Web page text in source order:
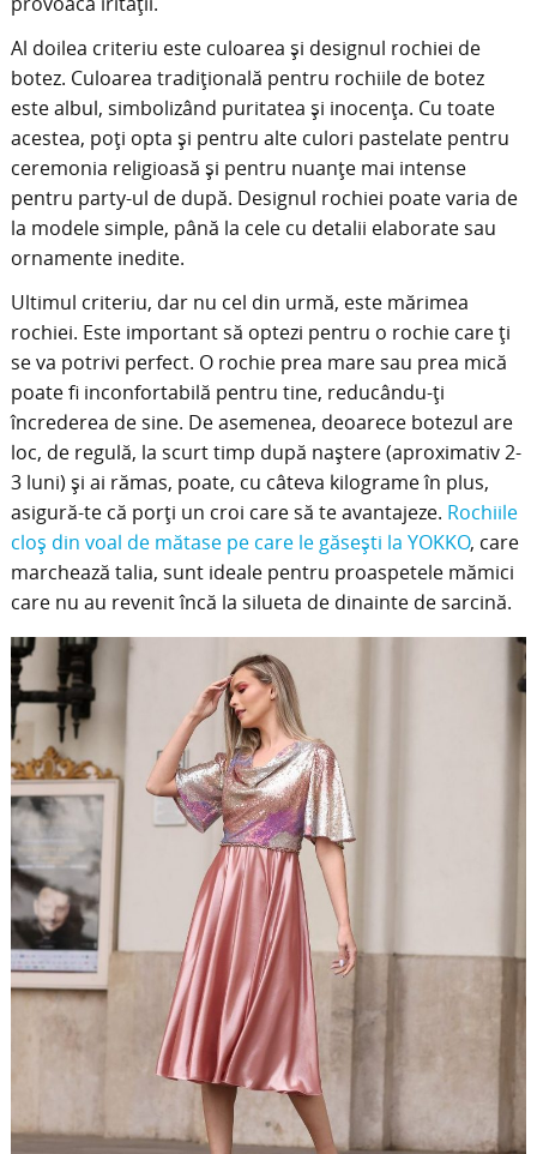
Al doilea criteriu este culoarea și designul rochiei de
botez. Culoarea tradițională pentru rochiile de botez
este albul, simbolizând puritatea și inocența. Cu toate
acestea, poți opta și pentru alte culori pastelate pentru
ceremonia religioasă și pentru nuanțe mai intense
pentru party-ul de după. Designul rochiei poate varia de
la modele simple, până la cele cu detalii elaborate sau
ornamente inedite.
Ultimul criteriu, dar nu cel din urmă, este mărimea
rochiei. Este important să optezi pentru o rochie care ți
se va potrivi perfect. O rochie prea mare sau prea mică
poate fi inconfortabilă pentru tine, reducându-ți
încrederea de sine. De asemenea, deoarece botezul are
loc, de regulă, la scurt timp după naștere (aproximativ 2-
3 luni) și ai rămas, poate, cu câteva kilograme în plus,
asigură-te că porți un croi care să te avantajeze. Rochiile
cloș din voal de mătase pe care le găsești la YOKKO, care
marchează talia, sunt ideale pentru proaspetele mămici
care nu au revenit încă la silueta de dinainte de sarcină.